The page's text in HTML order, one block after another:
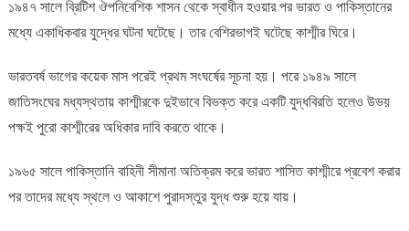
১৯৪৭ সালে ব্রিটিশ ঔপনিবেশিক শাসন থেকে স্বাধীন হওয়ার পর ভারত ও পাকিস্তানের
মধ্যে একাধিকবার যুদ্ধের ঘটনা ঘটেছে। তার বেশিরভাগই ঘটেছে কাশ্মীর ঘিরে।
ভারতবর্ষ ভাগের কয়েক মাস পরেই প্রথম সংঘর্ষের সূচনা হয়। পরে ১৯৪৯ সালে
জাতিসংঘের মধ্যস্থতায় কাশ্মীরকে দুইভাবে বিভক্ত করে একটি যুদ্ধবিরতি হলেও উভয়
পক্ষই পুরো কাশ্মীরের অধিকার দাবি করতে থাকে।
১৯৬৫ সালে পাকিস্তানি বাহিনী সীমানা অতিক্রম করে ভারত শাসিত কাশ্মীরে প্রবেশ করার
পর তাদের মধ্যে স্থলে ও আকাশে পুরাদস্তুর যুদ্ধ শুরু হয়ে যায়।